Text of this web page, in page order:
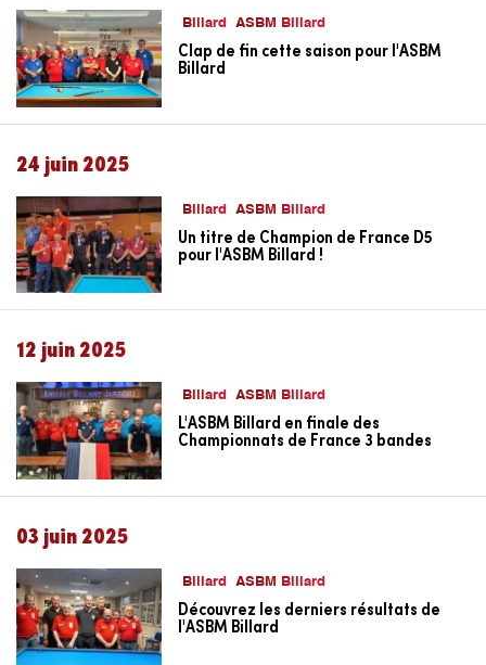
Billard ASBM Billard
Clap de fin cette saison pour l'ASBM
Billard
24 juin 2025
Billard ASBM Billard
Un titre de Champion de France D5
pour l'ASBM Billard !
12 juin 2025
Billard ASBM Billard
L'ASBM Billard en finale des
Championnats de France 3 bandes
03 juin 2025
Billard ASBM Billard
Découvrez les derniers résultats de
l'ASBM Billard